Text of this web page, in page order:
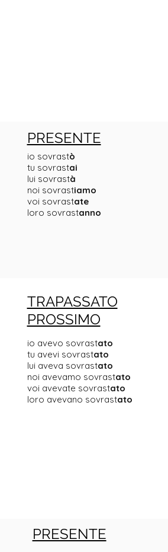
PRESENTE
io sovrastò
tu sovrastai
lui sovrastà
noi sovrastiamo
voi sovrastate
loro sovrastanno
TRAPASSATO
PROSSIMO
io avevo sovrastato
tu avevi sovrastato
lui aveva sovrastato
noi avevamo sovrastato
voi avevate sovrastato
loro avevano sovrastato
PRESENTE